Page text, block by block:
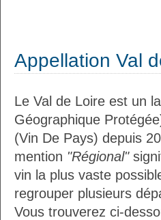
Appellation Val
Le Val de Loire est un
Géographique
(Vin De Pays) depuis
mention "Régional"
vin la plus vaste
regrouper plusieurs
Vous trouverez ci-